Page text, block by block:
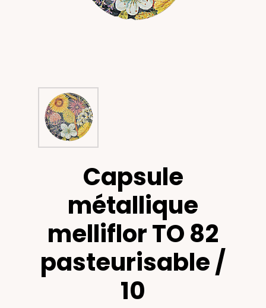
Capsule
métallique
melliflor TO 82
pasteurisable /
10